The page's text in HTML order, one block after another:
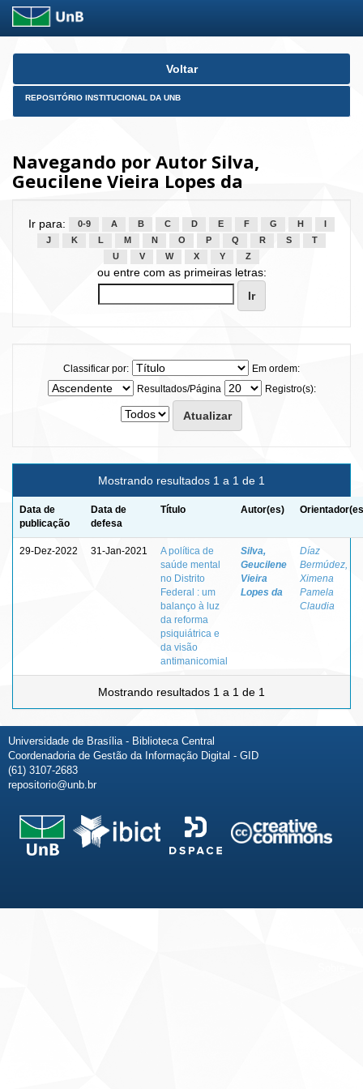
Skip
Voltar
REPOSITÓRIO INSTITUCIONAL DA UNB
Navegando por Autor Silva,
Geucilene Vieira Lopes da
Ir para: 0-9 A B C D E F G H
J
K L M N O P Q R S
T
U
V W X Y Z
ou entre com as primeiras letras:
Classificar por:
Em ordem:
Resultados/Página
Registro(s):
Mostrando resultados 1 a 1 de 1
Data de
publicação
Data de
defesa
Título Autor(es)
29-Dez-2022 31-Jan-2021
A política de
saúde mental
no Distrito
Federal : um
balanço à luz
da reforma
psiquiátrica e
da visão
antimanicomial
Silva,
Geucilene
Vieira
Lopes da
Díaz
Bermúdez,
Ximena
Pamela
Claudia
Mostrando resultados 1 a 1 de 1
Universidade de Brasília - Biblioteca Central
Coordenadoria de Gestão da Informação Digital - GID
(61) 3107-2683
repositorio@unb.br